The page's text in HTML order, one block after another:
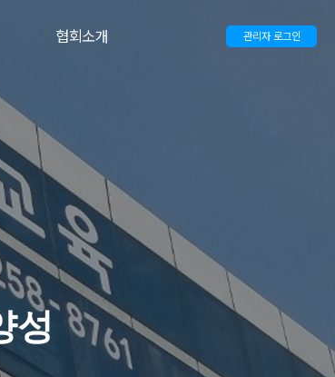
협회소개 관리자 로그인
성